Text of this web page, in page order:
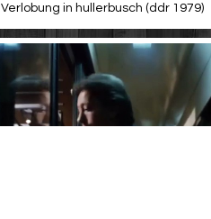
Verlobung in hullerbusch (ddr 1979)